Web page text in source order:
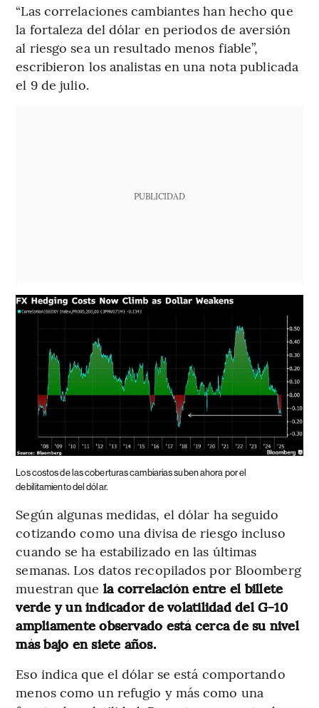
“Las correlaciones cambiantes han hecho que
la fortaleza del dólar en periodos de aversión
al riesgo sea un resultado menos fiable”,
escribieron los analistas en una nota publicada
el 9 de julio.
PUBLICIDAD
Los costos de las coberturas cambiarias suben ahora por el
debilitamiento del dólar.
Según algunas medidas, el dólar ha seguido
cotizando como una divisa de riesgo incluso
cuando se ha estabilizado en las últimas
semanas. Los datos recopilados por Bloomberg
muestran que la correlación entre el billete
verde y un indicador de volatilidad del G-10
ampliamente observado está cerca de su nivel
más bajo en siete años.
Eso indica que el dólar se está comportando
menos como un refugio y más como una